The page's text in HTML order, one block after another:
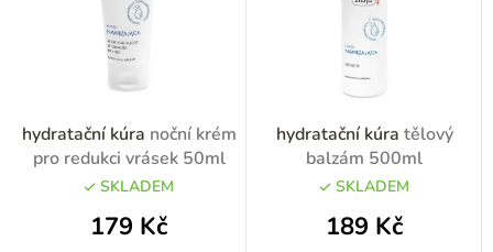
ohydratační kúra noční krém
pro redukci vrásek 50ml
SKLADEM
179 Kč
hydratační kúra tělový
balzám 500ml
SKLADEM
189 Kč